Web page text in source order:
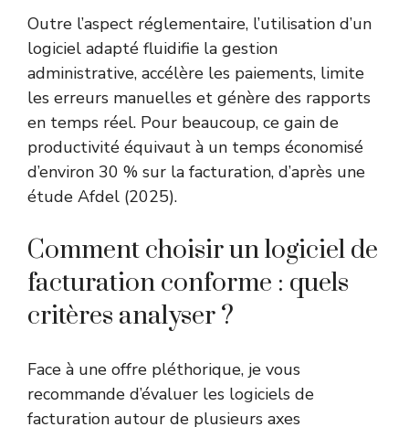
Outre l’aspect réglementaire, l’utilisation d’un
logiciel adapté fluidifie la gestion
administrative, accélère les paiements, limite
les erreurs manuelles et génère des rapports
en temps réel. Pour beaucoup, ce gain de
productivité équivaut à un temps économisé
d’environ 30 % sur la facturation, d’après une
étude Afdel (2025).
Comment choisir un logiciel de
facturation conforme : quels
critères analyser ?
Face à une offre pléthorique, je vous
recommande d’évaluer les logiciels de
facturation autour de plusieurs axes